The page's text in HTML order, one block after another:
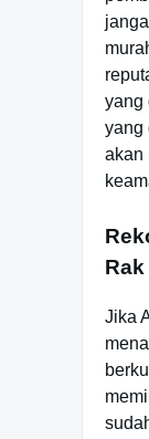
yang
yang
akan
Jika